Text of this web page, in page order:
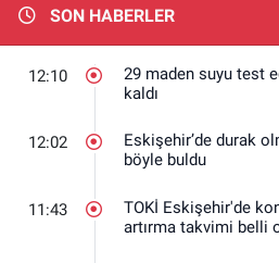
SON HABERLER
12:10
29 maden suyu test
kaldı
12:02
Eskişehir’de durak
böyle buldu
11:43
TOKİ Eskişehir'de
artırma takvimi belli